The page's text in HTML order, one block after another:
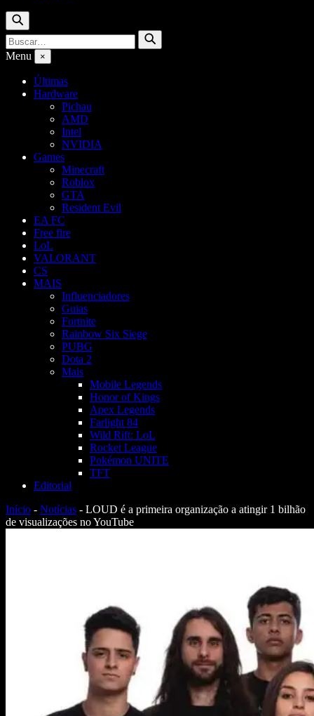
Buscar
Buscar
por:
Buscar
Menu ×
Últimas
Hardware
Pichau
AMD
Intel
NVIDIA
Games
Minecraft
Roblox
GTA
Resident Evil
EA FC
Free fire
LoL
VALORANT
CS
MAIS
Influenciadores
Guias
Fortnite
Rainbow Six Siege
PUBG
Dota 2
Mais
Mobile Legends
Honor of Kings
Apex Legends
Farlight 84
Wild Rift: LoL
Rocket League
Pokémon UNITE
TFT
Editorial
Início - Notícias - LOUD é a primeira organização a atingir 1 bilhão
de visualizações no YouTube